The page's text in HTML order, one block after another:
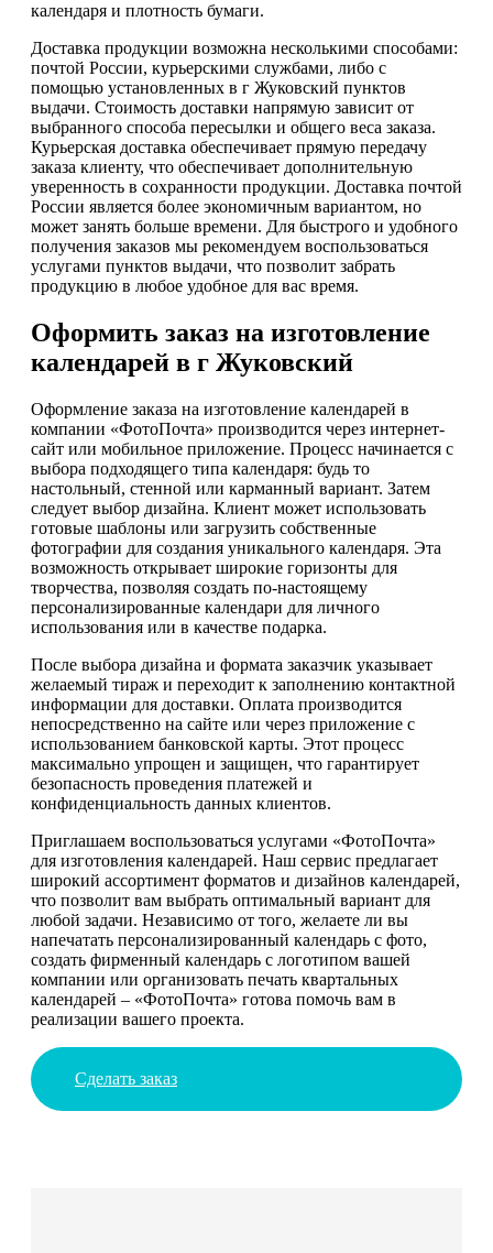
календаря и плотность бумаги.
Доставка продукции возможна несколькими способами:
почтой России, курьерскими службами, либо с
помощью установленных в г Жуковский пунктов
выдачи. Стоимость доставки напрямую зависит от
выбранного способа пересылки и общего веса заказа.
Курьерская доставка обеспечивает прямую передачу
заказа клиенту, что обеспечивает дополнительную
уверенность в сохранности продукции. Доставка почтой
России является более экономичным вариантом, но
может занять больше времени. Для быстрого и удобного
получения заказов мы рекомендуем воспользоваться
услугами пунктов выдачи, что позволит забрать
продукцию в любое удобное для вас время.
Оформить заказ на изготовление
календарей в г Жуковский
Оформление заказа на изготовление календарей в
компании «ФотоПочта» производится через интернет-
сайт или мобильное приложение. Процесс начинается с
выбора подходящего типа календаря: будь то
настольный, стенной или карманный вариант. Затем
следует выбор дизайна. Клиент может использовать
готовые шаблоны или загрузить собственные
фотографии для создания уникального календаря. Эта
возможность открывает широкие горизонты для
творчества, позволяя создать по-настоящему
персонализированные календари для личного
использования или в качестве подарка.
После выбора дизайна и формата заказчик указывает
желаемый тираж и переходит к заполнению контактной
информации для доставки. Оплата производится
непосредственно на сайте или через приложение с
использованием банковской карты. Этот процесс
максимально упрощен и защищен, что гарантирует
безопасность проведения платежей и
конфиденциальность данных клиентов.
Приглашаем воспользоваться услугами «ФотоПочта»
для изготовления календарей. Наш сервис предлагает
широкий ассортимент форматов и дизайнов календарей,
что позволит вам выбрать оптимальный вариант для
любой задачи. Независимо от того, желаете ли вы
напечатать персонализированный календарь с фото,
создать фирменный календарь с логотипом вашей
компании или организовать печать квартальных
календарей – «ФотоПочта» готова помочь вам в
реализации вашего проекта.
Сделать заказ